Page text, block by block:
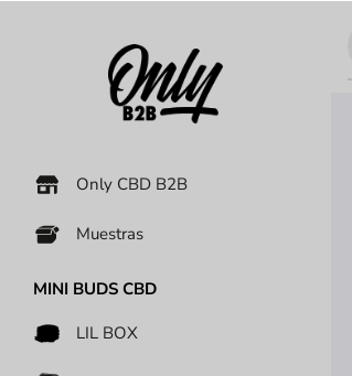
Only CBD B2B
Muestras
MINI BUDS CBD
LIL BOX